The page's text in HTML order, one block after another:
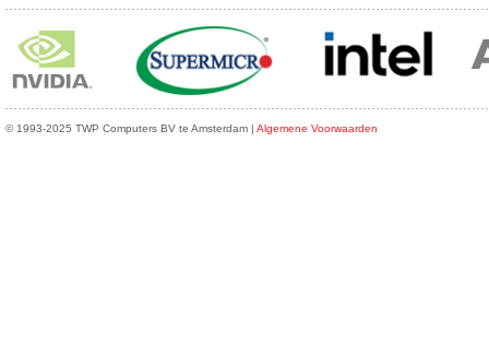
© 1993-2025 TWP Computers BV te Amsterdam | Algemene Voorwaarden